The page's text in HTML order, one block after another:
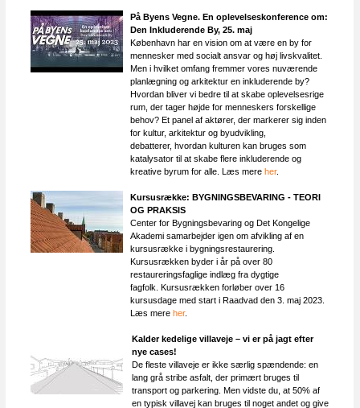
På Byens Vegne. En oplevelseskonference om:
Den Inkluderende By, 25. maj
København har en vision om at være en by for
mennesker med socialt ansvar og høj livskvalitet.
Men i hvilket omfang fremmer vores nuværende
planlægning og arkitektur en inkluderende by?
Hvordan bliver vi bedre til at skabe oplevelsesrige
rum, der tager højde for menneskers forskellige
behov? Et panel af aktører, der markerer sig inden
for kultur, arkitektur og byudvikling,
debatterer, hvordan kulturen kan bruges som
katalysator til at skabe flere inkluderende og
kreative byrum for alle. Læs mere her.
Kursusrække: BYGNINGSBEVARING - TEORI
OG PRAKSIS
Center for Bygningsbevaring og Det Kongelige
Akademi samarbejder igen om afvikling af en
kursusrække i bygningsrestaurering.
Kursusrækken byder i år på over 80
restaureringsfaglige indlæg fra dygtige
fagfolk. Kursusrækken forløber over 16
kursusdage med start i Raadvad den 3. maj 2023.
Læs mere her.
Kalder kedelige villaveje – vi er på jagt efter
nye cases!
De fleste villaveje er ikke særlig spændende: en
lang grå stribe asfalt, der primært bruges til
transport og parkering. Men vidste du, at 50% af
en typisk villavej kan bruges til noget andet og give